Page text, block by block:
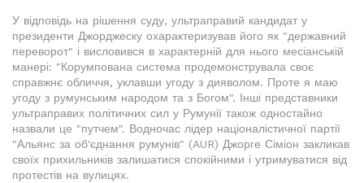
У відповідь на рішення суду, ультраправий кандидат у
президенти Джорджеску охарактеризував його як "державний
переворот" і висловився в характерній для нього месіанській
манері: "Корумпована система продемонструвала своє
справжнє обличчя, уклавши угоду з дияволом. Проте я маю
угоду з румунським народом та з Богом". Інші представники
ультраправих політичних сил у Румунії також одностайно
назвали це "путчем". Водночас лідер націоналістичної партії
"Альянс за об'єднання румунів" (AUR) Джорге Сіміон закликав
своїх прихильників залишатися спокійними і утримуватися від
протестів на вулицях.